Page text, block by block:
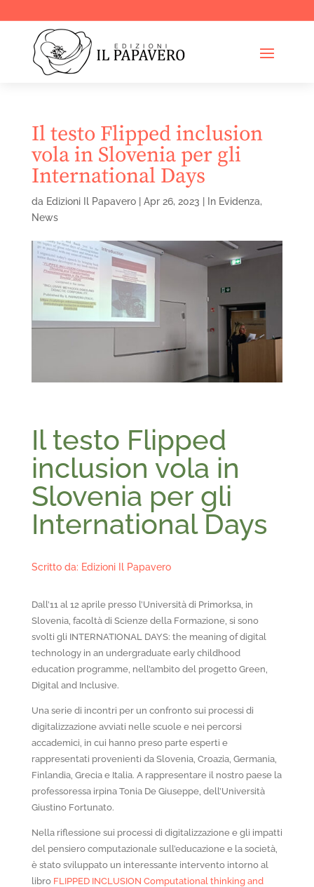
Il testo Flipped inclusion
vola in Slovenia per gli
International Days
da Edizioni Il Papavero| Apr 26, 2023 In Evidenza,
News
Il testo Flipped
inclusion vola in
Slovenia per gli
International Days
Scritto da: Edizioni Il Papavero
Dall’11 al 12 aprile presso l’Università di Primorksa, in
Slovenia, facoltà di Scienze della Formazione, si sono
svolti gli INTERNATIONAL DAYS: the meaning of digital
technology in an undergraduate early childhood
education programme, nell’ambito del progetto Green,
Digital and Inclusive.
Una serie di incontri per un confronto sui processi di
digitalizzazione avviati nelle scuole e nei percorsi
accademici, in cui hanno preso parte esperti e
rappresentati provenienti da Slovenia, Croazia, Germania,
Finlandia, Grecia e Italia. A rappresentare il nostro paese la
professoressa irpina Tonia De Giuseppe, dell’Università
Giustino Fortunato.
Nella riflessione sui processi di digitalizzazione e gli impatti
del pensiero computazionale sull’educazione e la società,
è stato sviluppato un interessante intervento intorno al
libro FLIPPED INCLUSION Computational thinking and